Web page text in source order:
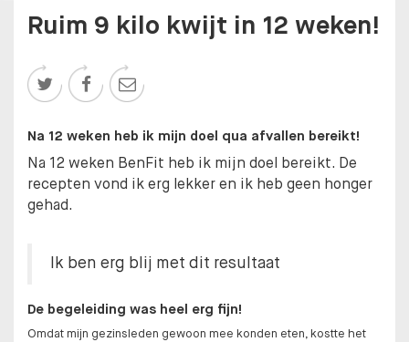
Ruim 9 kilo kwijt in 12 weken!
  
Na 12 weken heb ik mijn doel qua afvallen bereikt!
Na 12 weken BenFit heb ik mijn doel bereikt. De
recepten vond ik erg lekker en ik heb geen honger
gehad.
Ik ben erg blij met dit resultaat
De begeleiding was heel erg fijn!
Omdat mijn gezinsleden gewoon mee konden eten, kostte het